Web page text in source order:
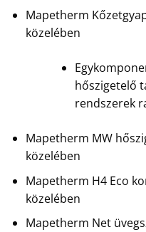
Mapetherm
közelében
hőszigetelő
rendszerek
Mapetherm MW
közelében
Mapetherm H4 Eco
közelében
Mapetherm Net